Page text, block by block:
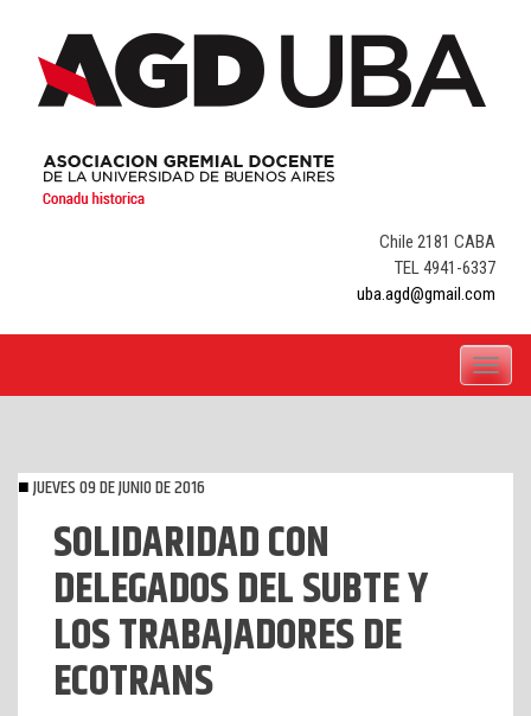
content
Chile 2181 CABA
TEL 4941-6337
uba.agd@gmail.com
Toggle
JUEVES 09 DE JUNIO DE 2016
SOLIDARIDAD CON
DELEGADOS DEL SUBTE Y
LOS TRABAJADORES DE
ECOTRANS